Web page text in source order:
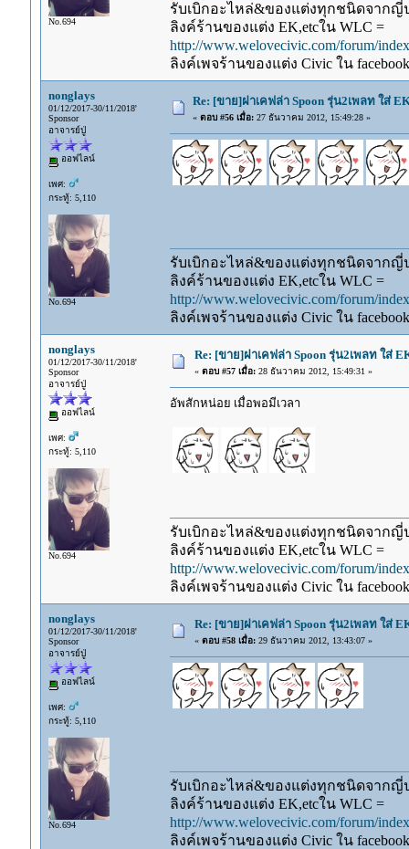
No.694
รับเบิกอะไหล่&ของแต่งทุกชนิดจากญี่
ลิงค์ร้านของแต่ง EK,etcใน WLC =
http://www.welovecivic.com/forum/
ลิงค์เพจร้านของแต่ง Civic ใน
nonglays
01/12/2017-30/11/2018'
Sponsor
อาจารย์ปู่
ออฟไลน์
เพศ:
กระทู้: 5,110
No.694
Re: [ขาย]ฝาเคฟล่า Spoon รุ่น2เพลท ใส่
« ตอบ #56 เมื่อ:27 ธันวาคม 2012, 15:49:28 »
รับเบิกอะไหล่&ของแต่งทุกชนิดจากญี่
ลิงค์ร้านของแต่ง EK,etcใน WLC =
http://www.welovecivic.com/forum/
ลิงค์เพจร้านของแต่ง Civic ใน
nonglays
01/12/2017-30/11/2018'
Sponsor
อาจารย์ปู่
ออฟไลน์
เพศ:
กระทู้: 5,110
No.694
Re: [ขาย]ฝาเคฟล่า Spoon รุ่น2เพลท ใส่
« ตอบ #57 เมื่อ:28 ธันวาคม 2012, 15:49:31 »
อัพสักหน่อย เมื่อพอมีเวลา
รับเบิกอะไหล่&ของแต่งทุกชนิดจากญี่
ลิงค์ร้านของแต่ง EK,etcใน WLC =
http://www.welovecivic.com/forum/
ลิงค์เพจร้านของแต่ง Civic ใน
nonglays
01/12/2017-30/11/2018'
Sponsor
อาจารย์ปู่
ออฟไลน์
เพศ:
กระทู้: 5,110
No.694
Re: [ขาย]ฝาเคฟล่า Spoon รุ่น2เพลท ใส่
« ตอบ #58 เมื่อ:29 ธันวาคม 2012, 13:43:07 »
รับเบิกอะไหล่&ของแต่งทุกชนิดจากญี่
ลิงค์ร้านของแต่ง EK,etcใน WLC =
http://www.welovecivic.com/forum/
ลิงค์เพจร้านของแต่ง Civic ใน